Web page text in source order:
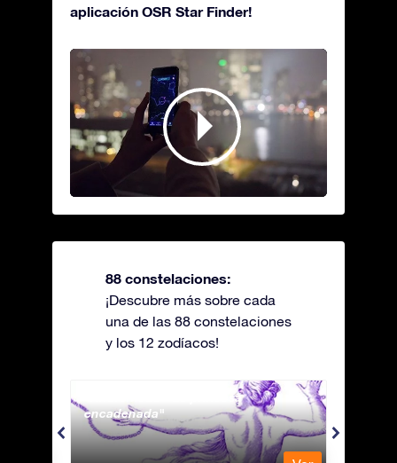
aplicación OSR Star Finder!
88 constelaciones:
¡Descubre más sobre cada
una de las 88 constelaciones
y los 12 zodíacos!
Andromeda - La princesa
encadenada